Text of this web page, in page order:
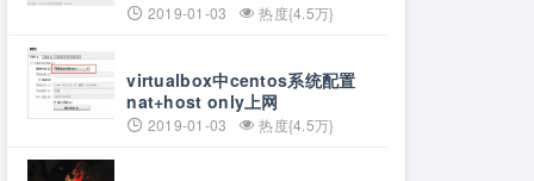
2019-01-03 热度{4.5万}
virtualbox中centos系统配置
nat+host only上网
2019-01-03 热度{4.5万}